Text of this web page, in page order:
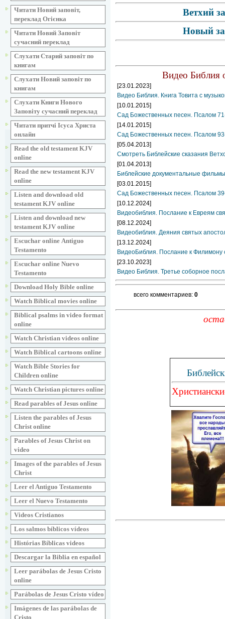
Читати Новий заповіт,
переклад Огієнка
Читати Новий Заповіт
сучасний переклад
Слухати Старий заповіт по
книгам
Слухати Новий заповіт по
книгам
Слухати Книги Нового
Заповіту сучасний переклад
Читати притчі Ісуса Христа
онлайн
Read the old testament KJV
online
Read the new testament KJV
online
Listen and download old
testament KJV online
Listen and download new
testament KJV online
Escuchar online Аntiguo
Testamento
Escuchar online Nuevo
Testamento
Download Holy Bible online
Watch Biblical movies online
Biblical psalms in video format
online
Watch Christian videos online
Watch Biblical cartoons online
Watch Bible Stories for
Children online
Watch Christian pictures online
Read parables of Jesus online
Listen the parables of Jesus
Christ online
Parables of Jesus Christ on
video
Images of the parables of Jesus
Christ
Leer el Antiguo Testamento
Leer el Nuevo Testamento
Videos Cristianos
Los salmos bíblicos vídeos
Histórias Bíblicas videos
Descargar la Biblia en español
Leer parábolas de Jesus Cristo
online
Parábolas de Jesus Cristo vídeo
Imágenes de las parábolas de
Cristo
Ветхий
Новый
Видео Библия
[23.01.2023]
Видео Библия. Книга Товита с
[10.01.2015]
Сад Божественных песен. Псалом
[14.01.2015]
Сад Божественных песен. Псалом
[05.04.2013]
Смотреть Библейские сказания
[01.04.2013]
Библейские документальные
[03.01.2015]
Сад Божественных песен. Псалом
[10.12.2024]
Видеобиблия. Послание к Евреям
[08.12.2024]
Видеобиблия. Деяния святых
[13.12.2024]
ВидеоБиблия. Послание к Филимону
[23.10.2023]
Видео Библия. Третье соборное
всего комментариев: 0